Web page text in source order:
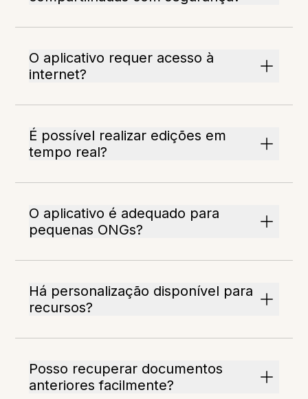
O aplicativo requer acesso à
internet?
É possível realizar edições em
tempo real?
O aplicativo é adequado para
pequenas ONGs?
Há personalização disponível para
recursos?
Posso recuperar documentos
anteriores facilmente?